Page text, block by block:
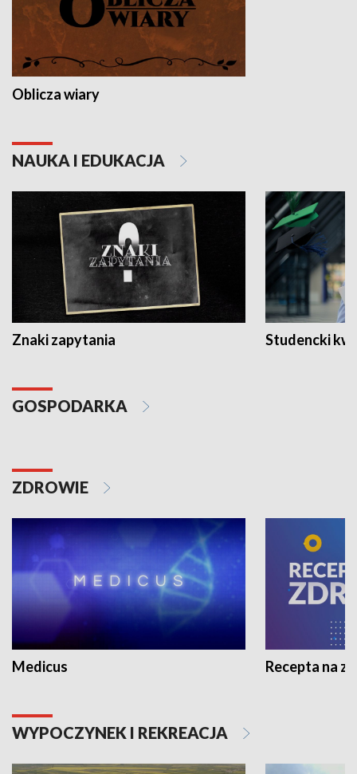
Oblicza wiary
NAUKA I EDUKACJA
Znaki zapytania Studencki
GOSPODARKA
ZDROWIE
Medicus Recepta na
WYPOCZYNEK I REKREACJA